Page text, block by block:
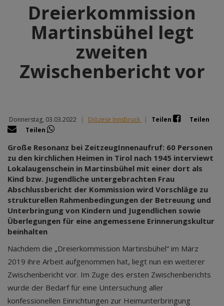
Dreierkommission
Martinsbühel legt
zweiten
Zwischenbericht vor
Donnerstag, 03.03.2022 | Diözese Innsbruck | Teilen
Teilen
Teilen
Große Resonanz bei ZeitzeugInnenaufruf: 60 Personen
zu den kirchlichen Heimen in Tirol nach 1945 interviewt
Lokalaugenschein in Martinsbühel mit einer dort als
Kind bzw. Jugendliche untergebrachten Frau
Abschlussbericht der Kommission wird Vorschläge zu
strukturellen Rahmenbedingungen der Betreuung und
Unterbringung von Kindern und Jugendlichen sowie
Überlegungen für eine angemessene Erinnerungskultur
beinhalten
Nachdem die „Dreierkommission Martinsbühel“ im März
2019 ihre Arbeit aufgenommen hat, liegt nun ein weiterer
Zwischenbericht vor. Im Zuge des ersten Zwischenberichts
wurde der Bedarf für eine Untersuchung aller
konfessionellen Einrichtungen zur Heimunterbringung